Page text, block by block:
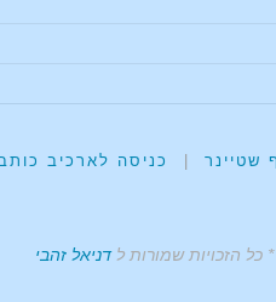
שטיינר כניסה לארכיב
הזכויות שמורות לדניאל זהבי